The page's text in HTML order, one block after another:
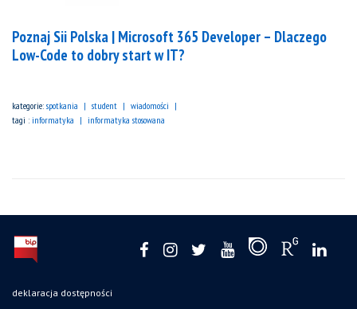
Poznaj Sii Polska | Microsoft 365 Developer – Dlaczego
Low-Code to dobry start w IT?
kategorie: spotkania student
wiadomości
tagi : informatyka informatyka stosowana
deklaracja dostępności